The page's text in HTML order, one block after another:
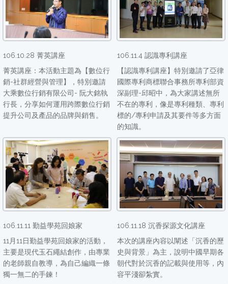
106.10.28 菁英講座
菁英講座：本活動主題為【數位行
銷-社群經營與管理】，特別邀請
大乘數位行銷有限公司- 阮大銘執
行長，分享如何運用跨際數位行銷
提升公司及產品的品牌與銷售。
106.11.4 認識專利講座
【認識專利講座】特別邀請了亞律
國際專利商標聯合事務所專利部資
深副理-邱昭中，為大家講述無所
不在的專利，像是專利種類、專利
標的/專利申請及其要件等多方面
的知識。
106.11.11 勤益學苑回娘家
11月11日勤益學苑回娘家的活動，
主要是現代玉石繩結創作，由專業
的老師親自教導，為自己編織一條
獨一無二的手鍊！
106.11.18 沉香探源文化講座
本次的講座內容以闡述「沉香的歷
史與背景」為主，說明中國早期各
朝代對於沉香的記載與使用等，內
容平淺卻紮實。